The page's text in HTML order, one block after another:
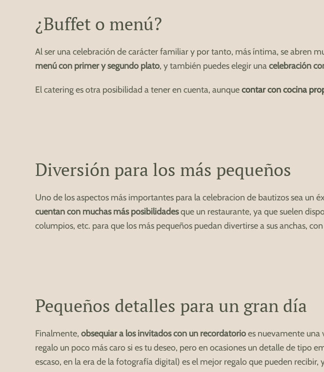
¿Buffet o menú?
Al ser una celebración de carácter familiar y por tanto, más íntima, se abren
menú con primer y segundo plato, y también puedes elegir unacelebración
El catering es otra posibilidad a tener en cuenta, aunquecontar con cocina
Diversión para los más pequeños
Uno de los aspectos más importantes para la celebracion de bautizos sea un
cuentan con muchas más posibilidadesque un restaurante, ya que suelen
columpios, etc. para que los más pequeños puedan divertirse a sus anchas,
Pequeños detalles para un gran día
Finalmente, obsequiar a los invitados con un recordatorioes nuevamente una
regalo un poco más caro si es tu deseo, pero en ocasiones un detalle de
escaso, en la era de la fotografía digital) es el mejor regalo que pueden